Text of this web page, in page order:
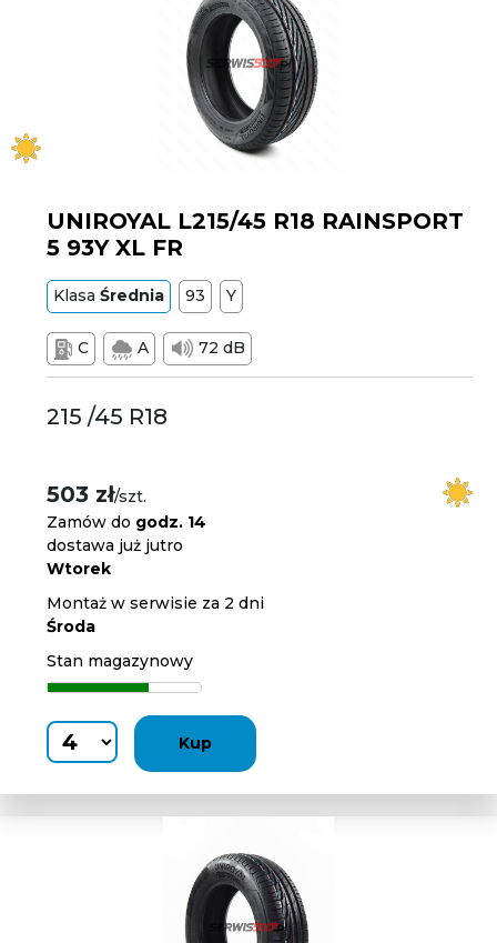
UNIROYAL L215/45 R18 RAINSPORT
5 93Y XL FR
KlasaŚrednia 93 Y
C A 72 dB
215 /45 R18
503 zł/szt.
Zamów do godz. 14
dostawa już jutro
Wtorek
Montaż w serwisie za 2 dni
Środa
Stan magazynowy
Kup